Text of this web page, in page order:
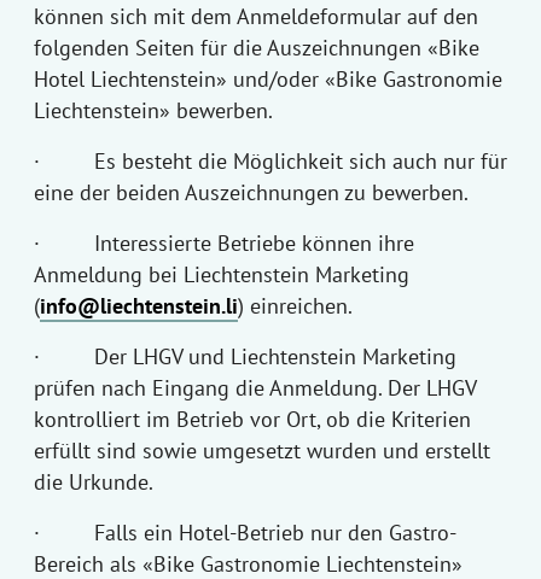
können sich mit dem Anmeldeformular auf den
folgenden Seiten für die Auszeichnungen «Bike
Hotel Liechtenstein» und/oder «Bike Gastronomie
Liechtenstein» bewerben.
· Es besteht die Möglichkeit sich auch nur für
eine der beiden Auszeichnungen zu bewerben.
· Interessierte Betriebe können ihre
Anmeldung bei Liechtenstein Marketing
(info@liechtenstein.li) einreichen.
· Der LHGV und Liechtenstein Marketing
prüfen nach Eingang die Anmeldung. Der LHGV
kontrolliert im Betrieb vor Ort, ob die Kriterien
erfüllt sind sowie umgesetzt wurden und erstellt
die Urkunde.
· Falls ein Hotel-Betrieb nur den Gastro-
Bereich als «Bike Gastronomie Liechtenstein»